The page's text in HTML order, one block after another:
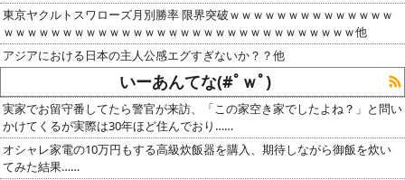
東京ヤクルトスワローズ月別勝率 限界突破ｗｗｗｗｗｗｗｗｗｗｗｗｗｗ
ｗｗｗｗｗｗｗｗｗｗｗｗｗｗｗｗｗｗｗｗｗｗｗｗｗｗｗｗｗｗ他
アジアにおける日本の主人公感エグすぎないか？？他
いーあんてな(#ﾟｗﾟ)
実家でお留守番してたら警官が来訪、「この家空き家でしたよね？」と問い
かけてくるが実際は30年ほど住んでおり……
オシャレ家電の10万円もする高級炊飯器を購入、期待しながら御飯を炊い
てみた結果……